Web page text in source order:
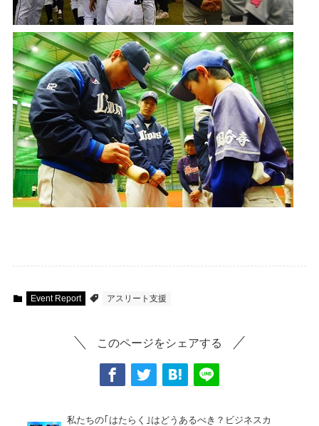
Event Report アスリート支援
このページをシェアする
私たちの｢はたらく｣はどうあるべき？ビジネスカ